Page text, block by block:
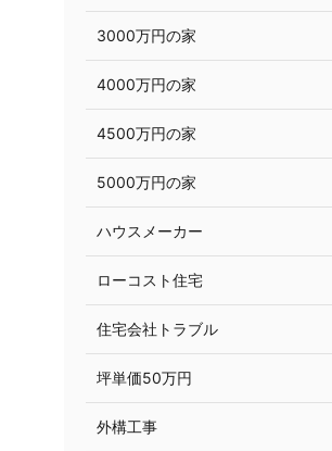
3000万円の家
4000万円の家
4500万円の家
5000万円の家
ハウスメーカー
ローコスト住宅
住宅会社トラブル
坪単価50万円
外構工事